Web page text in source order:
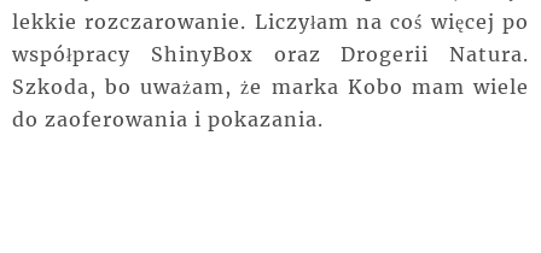
lekkie rozczarowanie. Liczyłam na coś więcej po
współpracy ShinyBox oraz Drogerii Natura.
Szkoda, bo uważam, że marka Kobo mam wiele
do zaoferowania i pokazania.